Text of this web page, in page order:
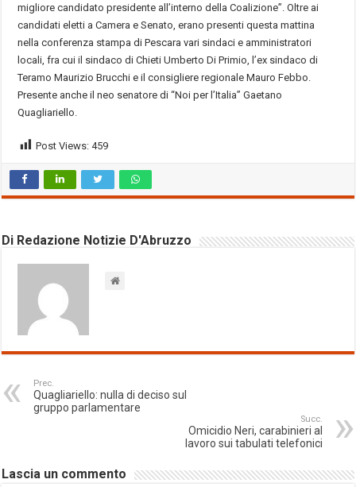
migliore candidato presidente all’interno della Coalizione”. Oltre ai
candidati eletti a Camera e Senato, erano presenti questa mattina
nella conferenza stampa di Pescara vari sindaci e amministratori
locali, fra cui il sindaco di Chieti Umberto Di Primio, l’ex sindaco di
Teramo Maurizio Brucchi e il consigliere regionale Mauro Febbo.
Presente anche il neo senatore di “Noi per l’Italia” Gaetano
Quagliariello.
Post Views: 459
Di Redazione Notizie D'Abruzzo
Prec.
Quagliariello: nulla di deciso sul
gruppo parlamentare
Succ.
Omicidio Neri, carabinieri al
lavoro sui tabulati telefonici
Lascia un commento